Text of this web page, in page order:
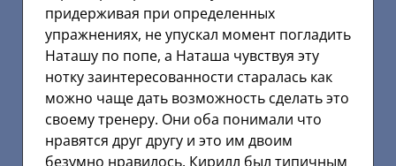
придерживая при определенных
упражнениях, не упускал момент погладить
Наташу по попе, а Наташа чувствуя эту
нотку заинтересованности старалась как
можно чаще дать возможность сделать это
своему тренеру. Они оба понимали что
нравятся друг другу и это им двоим
безумно нравилось. Кирилл был типичным